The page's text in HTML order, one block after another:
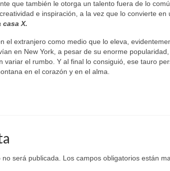
que también le otorga un talento fuera de lo
e inspiración, a la vez que lo convierte
casa X.
el extranjero como medio que lo eleva,
en New York, a pesar de su enorme
variar el rumbo. Y al final lo consiguió, ese tauro
en el corazón y en el alma.
será publicada. Los campos obligatorios están